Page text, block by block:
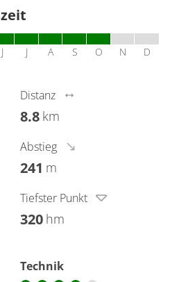
J J A S O N D
Distanz
8.8 km
Abstieg
241 m
Tiefster Punkt
320 hm
Technik